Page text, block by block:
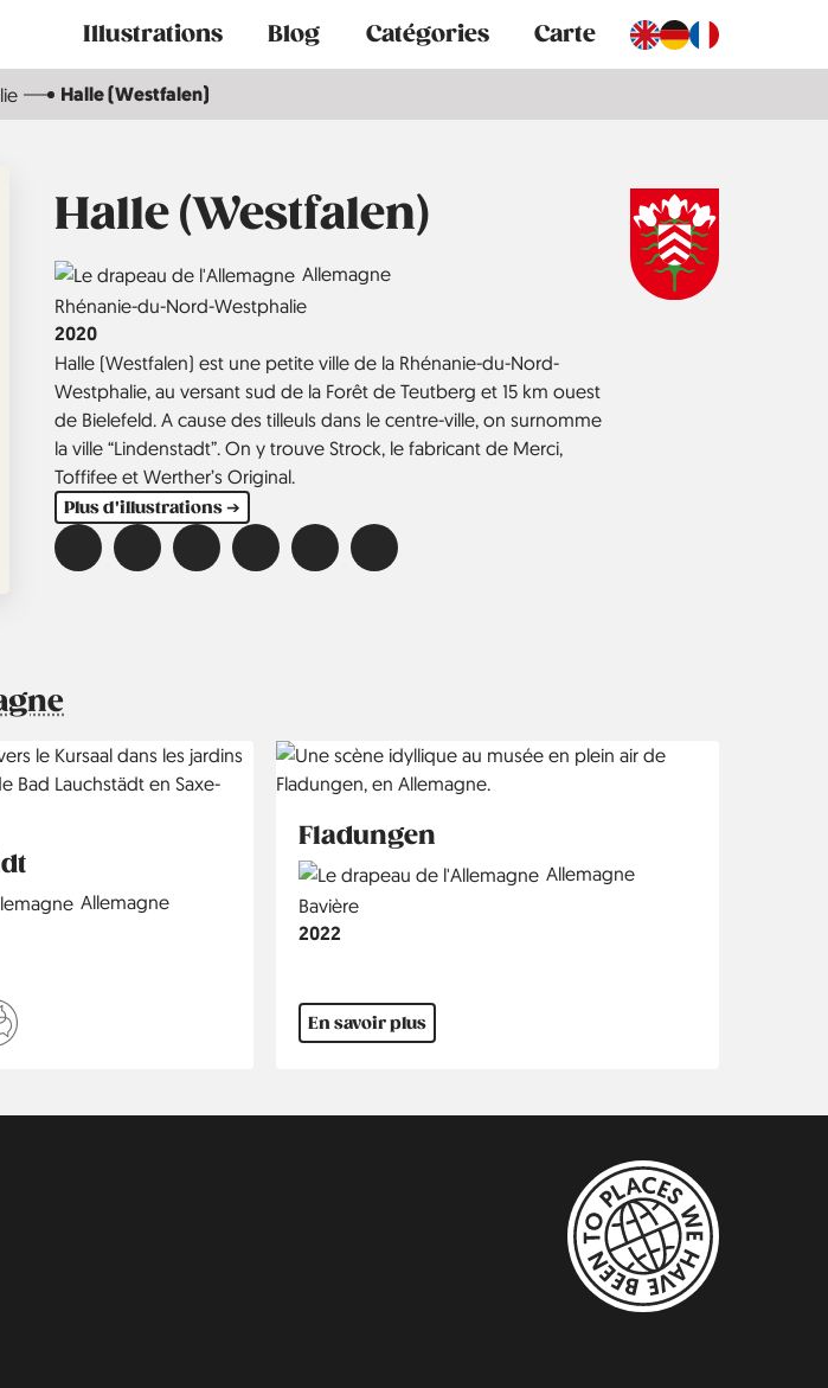
Main
navigation
Illustrations Blog Catégories Carte
Halle (Westfalen)
Halle (Westfalen)
Country
Allemagne
Région
Rhénanie-du-Nord-Westphalie
Année
2020
Halle (Westfalen) est une petite ville de la Rhénanie-du-Nord-
Westphalie, au versant sud de la Forêt de Teutberg et 15 km ouest
de Bielefeld. A cause des tilleuls dans le centre-ville, on surnomme
la ville “Lindenstadt”. On y trouve Strock, le fabricant de Merci,
Toffifee et Werther’s Original.
Plus d'illustrations ➔
Allemagne
Fladungen
Country
Allemagne
Région
Bavière
Année
2022
En savoir plus